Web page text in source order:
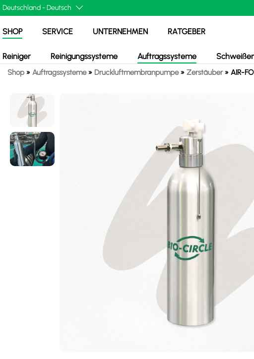
SHOP SERVICE UNTERNEHMEN RATGEBER
Reiniger Reinigungssysteme Auftragssysteme
Shop »Auftragssysteme» Druckluftmembranpumpe»Zerstäuber»AIR-